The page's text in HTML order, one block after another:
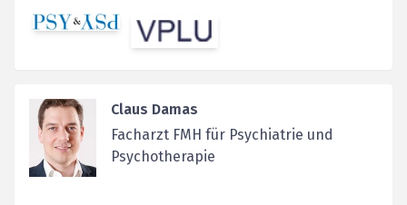
Claus Damas
Facharzt FMH für Psychiatrie und
Psychotherapie